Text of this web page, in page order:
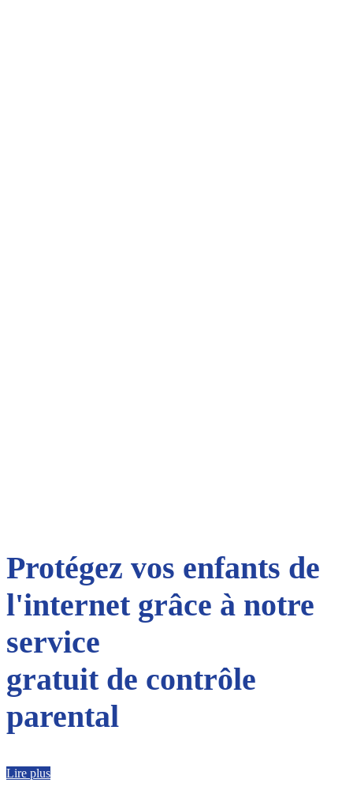
Protégez vos enfants de
l'internet grâce à notre
service
gratuit de contrôle
parental
Lire plus